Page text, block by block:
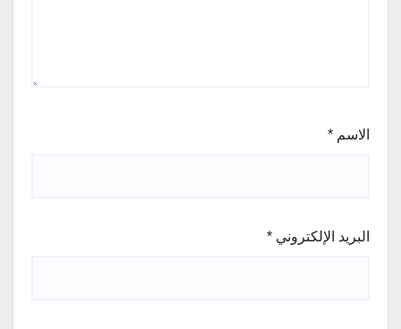
الاسم *
البريد الإلكتروني *